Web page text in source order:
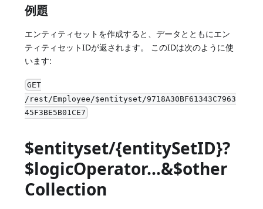
例題
エンティティセットを作成すると、データとともにエン
ティティセットIDが返されます。 このIDは次のように使
います:
GET
/rest/Employee/$entityset/9718A30BF61343C7963
45F3BE5B01CE7
$entityset/{entitySetID}?
$logicOperator...&$other
Collection